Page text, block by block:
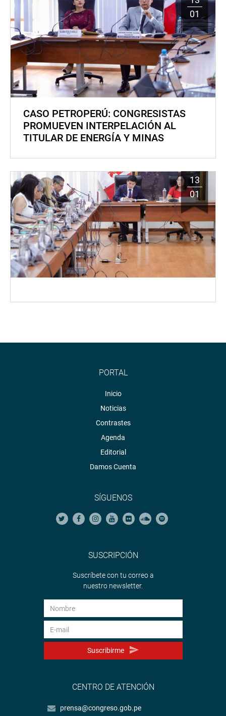
01
CASO PETROPERÚ: CONGRESISTAS
PROMUEVEN INTERPELACIÓN AL
TITULAR DE ENERGÍA Y MINAS
13
01
PORTAL
Inicio
Noticias
Contrastes
Agenda
Editorial
Damos Cuenta
SÍGUENOS
SUSCRIPCIÓN
Suscríbete con tu correo a
nuestro newsletter.
Suscribirme
CENTRO DE ATENCIÓN
prensa@congreso.gob.pe